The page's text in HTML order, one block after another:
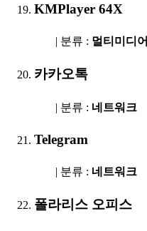
KMPlayer 64X
| 분류 : 멀티미디어
카카오톡
| 분류 : 네트워크
Telegram
| 분류 : 네트워크
폴라리스 오피스